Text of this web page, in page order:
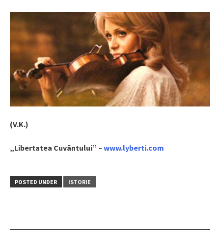
(V.K.)
„Libertatea Cuvântului” – www.lyberti.com
POSTED UNDER ISTORIE